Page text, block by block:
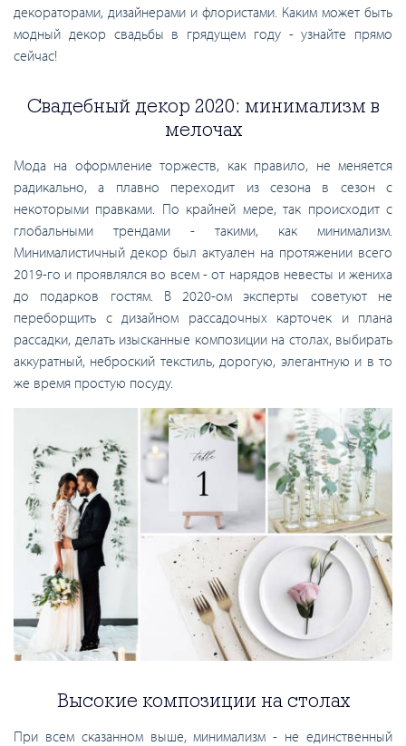
декораторами, дизайнерами и флористами. Каким может быть
модный декор свадьбы в грядущем году - узнайте прямо
сейчас!
Свадебный декор 2020: минимализм в
мелочах
Мода на оформление торжеств, как правило, не меняется
радикально, а плавно переходит из сезона в сезон с
некоторыми правками. По крайней мере, так происходит с
глобальными трендами - такими, как минимализм.
Минималистичный декор был актуален на протяжении всего
2019-го и проявлялся во всем - от нарядов невесты и жениха
до подарков гостям. В 2020-ом эксперты советуют не
переборщить с дизайном рассадочных карточек и плана
рассадки, делать изысканные композиции на столах, выбирать
аккуратный, неброский текстиль, дорогую, элегантную и в то
же время простую посуду.
Высокие композиции на столах
При всем сказанном выше, минимализм - не единственный